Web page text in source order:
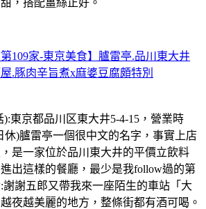
109家-東京美食】臚雷亭.品川東大井
.豚肉辛旨煮x麻婆豆腐頗特別
):東京都品川区東大井5-4-15，營業時
休)臚雷亭一個很中文的名字，事實上店
是一家位於品川東大井的平價立飲料
出這樣的餐廳，最少是我follow過的第
謝五郎又帶我來一座陌生的車站「大
夜越美麗的地方，整條街都有酒可喝。